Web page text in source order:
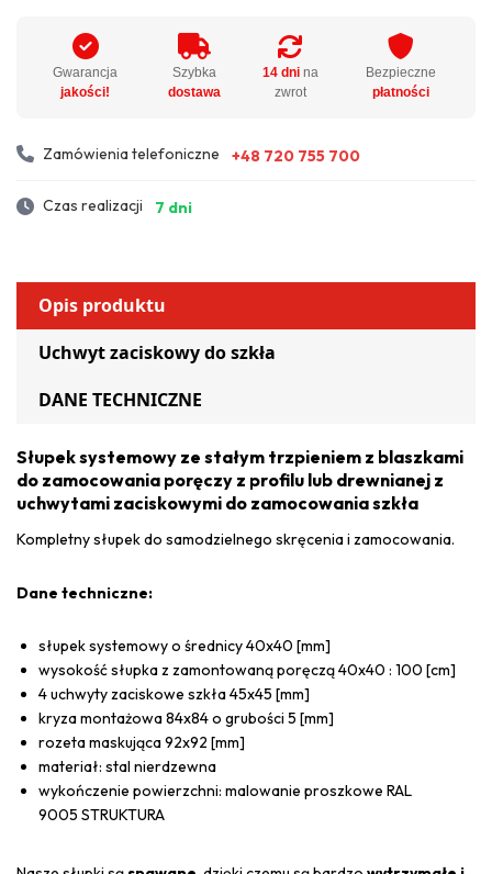
Gwarancja
jakości!
Szybka
dostawa
14 dnina
zwrot
Bezpieczne
płatności
Zamówienia telefoniczne +48 720 755 700
Czas realizacji 7 dni
Opis produktu
Uchwyt zaciskowy do szkła
DANE TECHNICZNE
Słupek systemowy ze stałym trzpieniem z blaszkami
do zamocowania poręczy z profilu lub drewnianej z
uchwytami zaciskowymi do zamocowania szkła
Kompletny słupek do samodzielnego skręcenia i zamocowania.
Dane techniczne:
słupek systemowy o średnicy 40x40 [mm]
wysokość słupka z zamontowaną poręczą 40x40 : 100 [cm]
4 uchwyty zaciskowe szkła 45x45 [mm]
kryza montażowa 84x84 o grubości 5 [mm]
rozeta maskująca 92x92 [mm]
materiał: stal nierdzewna
wykończenie powierzchni: malowanie proszkowe RAL
9005 STRUKTURA